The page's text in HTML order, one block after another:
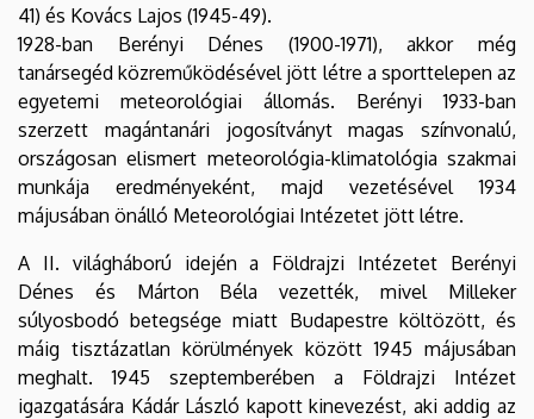
41) és Kovács Lajos (1945-49).
1928-ban Berényi Dénes (1900-1971), akkor még
tanársegéd közreműködésével jött létre a sporttelepen az
egyetemi meteorológiai állomás. Berényi 1933-ban
szerzett magántanári jogosítványt magas színvonalú,
országosan elismert meteorológia-klimatológia szakmai
munkája eredményeként, majd vezetésével 1934
májusában önálló Meteorológiai Intézetet jött létre.
A II. világháború idején a Földrajzi Intézetet Berényi
Dénes és Márton Béla vezették, mivel Milleker
súlyosbodó betegsége miatt Budapestre költözött, és
máig tisztázatlan körülmények között 1945 májusában
meghalt. 1945 szeptemberében a Földrajzi Intézet
igazgatására Kádár László kapott kinevezést, aki addig az